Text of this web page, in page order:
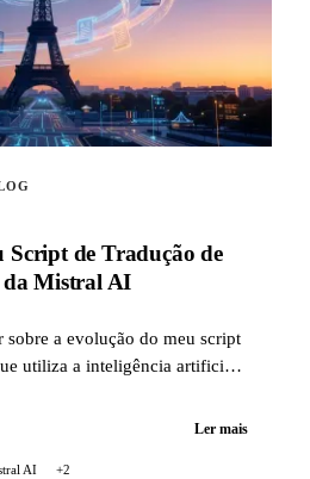
Script de Tradução de
Mistral AI
a evolução do meu script
utiliza a inteligência artificial,
Ler mais
AI +2